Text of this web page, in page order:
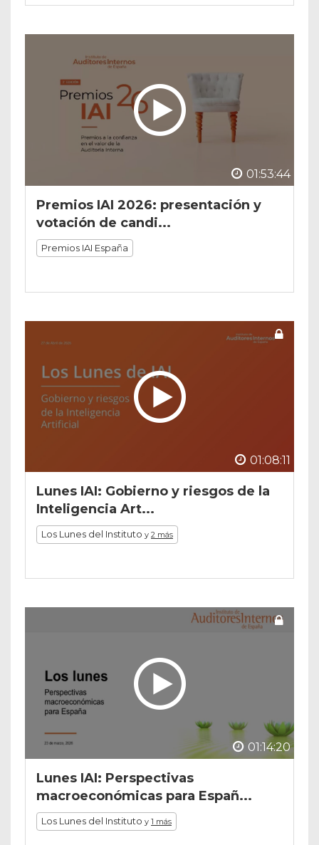
01:53:44
Premios IAI 2026: presentación y
votación de candi...
Premios IAI España
01:08:11
Lunes IAI: Gobierno y riesgos de la
Inteligencia Art...
Los Lunes del Instituto y 2 más
01:14:20
Lunes IAI: Perspectivas
macroeconómicas para Españ...
Los Lunes del Instituto y 1 más